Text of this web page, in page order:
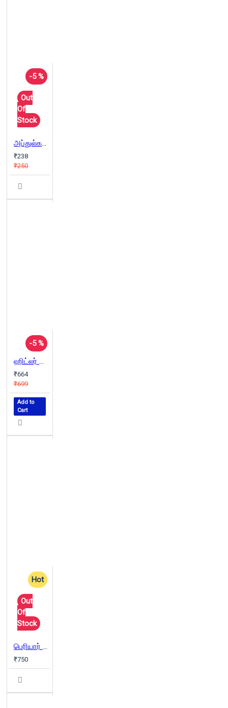
-5 %
Out
Of
Stock
அப்துல்கலாம் ஒரு கனவின் வரலாறு
₹238
₹250
-5 %
ஹிட்லர் சொல்லப்படாத சரித்திரம்
₹664
₹699
Add to
Cart
Hot
Out
Of
Stock
பெரியார் இன்றும் என்றும்
₹750